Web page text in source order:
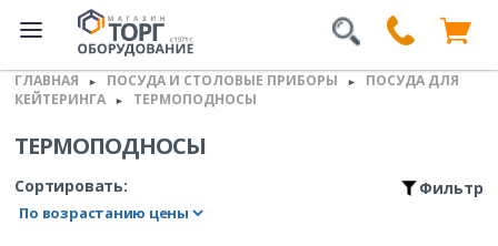
ГЛАВНАЯ ► ПОСУДА И СТОЛОВЫЕ ПРИБОРЫ ►
ПОСУДА ДЛЯ
КЕЙТЕРИНГА
► ТЕРМОПОДНОСЫ
ТЕРМОПОДНОСЫ
Сортировать: Фильтр